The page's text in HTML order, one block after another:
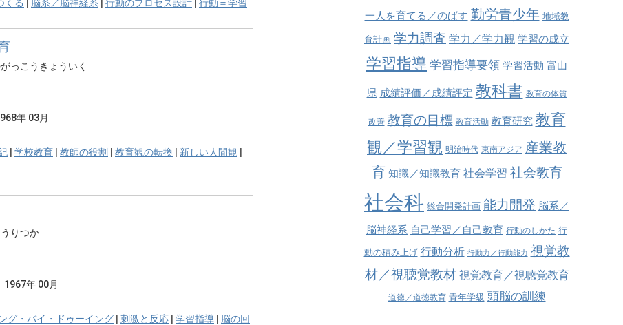
くる 脳系／脳神経系 行動のプロセス設計 行動＝学習
っこうきょういく
年 03月
学校教育 教師の役割 教育観の転換 新しい人間観
りつか
1967年 00月
グ・バイ・ドゥーイング 刺激と反応 学習指導
脳の回
一人を育てる／のばす 勤労青少年 地域教
育計画 学力調査 学力／学力観 学習の成立
学習指導 学習指導要領 学習活動 富山
県 成績評価／成績評定 教科書 教育の体質
改善 教育の目標 教育活動 教育研究 教育
観／学習観 明治時代 東南アジア 産業教
育 知識／知識教育 社会学習 社会教育
社会科 総合開発計画 能力開発 脳系／
脳神経系 自己学習／自己教育 行動のしかた 行
動の積み上げ 行動分析 行動力／行動能力 視覚教
材／視聴覚教材 視覚教育／視聴覚教育
道徳／道徳教育 青年学級 頭脳の訓練